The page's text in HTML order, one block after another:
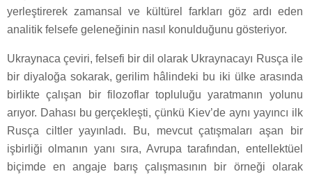
yerleştirerek zamansal ve kültürel farkları göz ardı eden
analitik felsefe geleneğinin nasıl konulduğunu gösteriyor.
Ukraynaca çeviri, felsefi bir dil olarak Ukraynacayı Rusça ile
bir diyaloğa sokarak, gerilim hâlindeki bu iki ülke arasında
birlikte çalışan bir filozoflar topluluğu yaratmanın yolunu
arıyor. Dahası bu gerçekleşti, çünkü Kiev’de aynı yayıncı ilk
Rusça ciltler yayınladı. Bu, mevcut çatışmaları aşan bir
işbirliği olmanın yanı sıra, Avrupa tarafından, entellektüel
biçimde en angaje barış çalışmasının bir örneği olarak